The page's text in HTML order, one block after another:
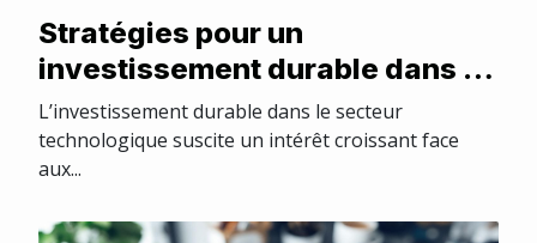
Stratégies pour un
investissement durable dans le
secteur technologique
L’investissement durable dans le secteur
technologique suscite un intérêt croissant face
aux...